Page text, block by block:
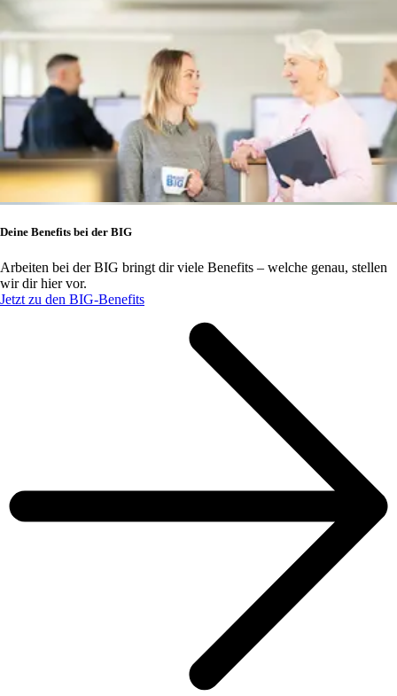
Deine Benefits bei der BIG
Arbeiten bei der BIG bringt dir viele Benefits – welche genau, stellen
wir dir hier vor.
Jetzt zu den BIG-Benefits